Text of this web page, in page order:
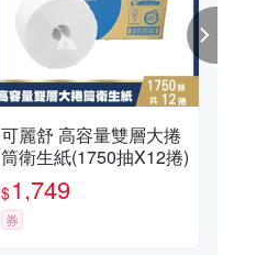
可麗舒 高容量雙層大捲
筒衛生紙(1750抽X12捲)
$1,749
券